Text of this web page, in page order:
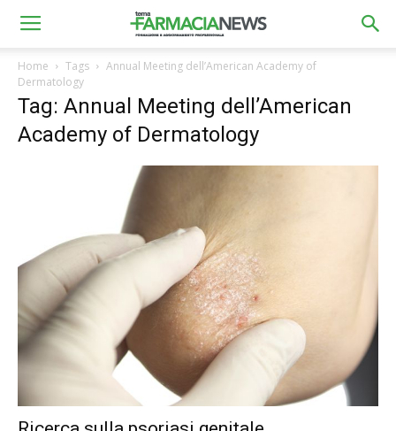
Home Tags
Annual Meeting dell’American Academy of
Dermatology
Tag: Annual Meeting dell’American
Academy of Dermatology